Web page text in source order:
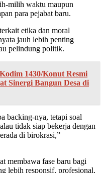
milih waktu maupun
para pejabat baru.
etika dan moral
jauh lebih penting
pelindung politik.
1430/Konut Resmi
Sinergi Bangun Desa di
backing-nya, tetapi soal
tidak siap bekerja dengan
di birokrasi,”
membawa fase baru bagi
lebih responsif, profesional,